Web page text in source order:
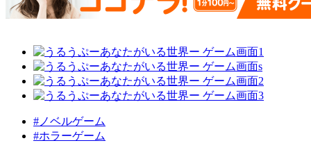
#ノベルゲーム
#ホラーゲーム